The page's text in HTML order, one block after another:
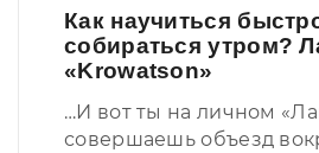
Как научиться
собираться утром?
«Krowatson»
…И вот ты на личном
совершаешь объезд